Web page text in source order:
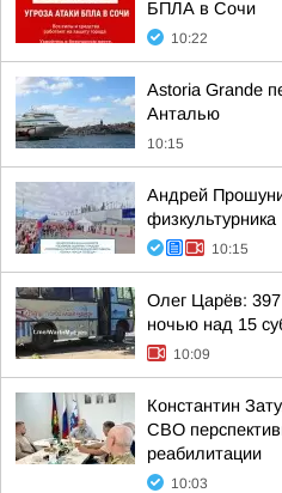
БПЛА в Сочи
10:22
Astoria Grande
Анталью
10:15
Андрей
физкультурника
10:15
Олег Царёв:
ночью над 15
10:09
Константин
СВО
реабилитации
10:03